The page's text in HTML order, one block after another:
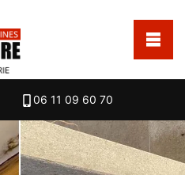
06 11 09 60 70